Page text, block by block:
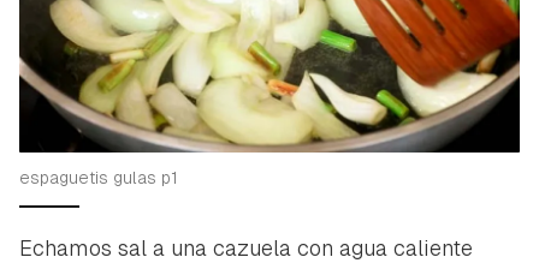
espaguetis gulas p1
Echamos sal a una cazuela con agua caliente